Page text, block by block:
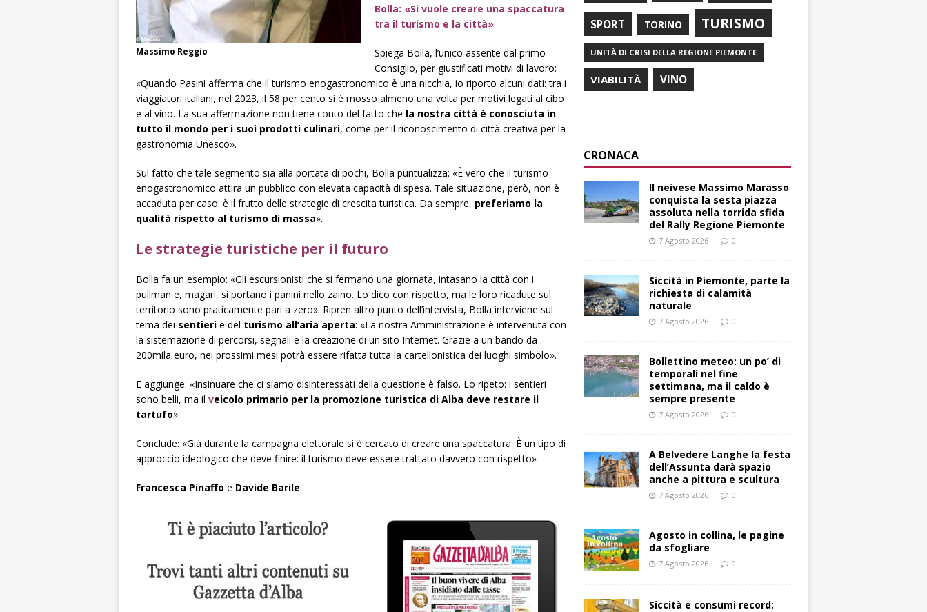
Massimo Reggio
Bolla: «Si vuole creare una spaccatura
tra il turismo e la città»
Spiega Bolla, l’unico assente dal primo
Consiglio, per giustificati motivi di lavoro:
«Quando Pasini afferma che il turismo enogastronomico è una nicchia, io riporto alcuni dati: tra i
viaggiatori italiani, nel 2023, il 58 per cento si è mosso almeno una volta per motivi legati al cibo
e al vino. La sua affermazione non tiene conto del fatto che la nostra città è conosciuta in
tutto il mondo per i suoi prodotti culinari, come per il riconoscimento di città creativa per la
gastronomia Unesco».
Sul fatto che tale segmento sia alla portata di pochi, Bolla puntualizza: «È vero che il turismo
enogastronomico attira un pubblico con elevata capacità di spesa. Tale situazione, però, non è
accaduta per caso: è il frutto delle strategie di crescita turistica. Da sempre, preferiamo la
qualità rispetto al turismo di massa».
Le strategie turistiche per il futuro
Bolla fa un esempio: «Gli escursionisti che si fermano una giornata, intasano la città con i
pullman e, magari, si portano i panini nello zaino. Lo dico con rispetto, ma le loro ricadute sul
territorio sono praticamente pari a zero». Ripren altro punto dell’intervista, Bolla interviene sul
tema dei sentieri e del turismo all’aria aperta: «La nostra Amministrazione è intervenuta con
la sistemazione di percorsi, segnali e la creazione di un sito Internet. Grazie a un bando da
200mila euro, nei prossimi mesi potrà essere rifatta tutta la cartellonistica dei luoghi simbolo».
E aggiunge: «Insinuare che ci siamo disinteressati della questione è falso. Lo ripeto: i sentieri
sono belli, ma il veicolo primario per la promozione turistica di Alba deve restare il
tartufo».
Conclude: «Già durante la campagna elettorale si è cercato di creare una spaccatura. È un tipo di
approccio ideologico che deve finire: il turismo deve essere trattato davvero con rispetto»
Francesca Pinaffo e Davide Barile
SPORT TORINO TURISMO
UNITÀ DI CRISI DELLA REGIONE PIEMONTE
VIABILITÀ VINO
CRONACA
Il neivese Massimo Marasso
conquista la sesta piazza
assoluta nella torrida sfida
del Rally Regione Piemonte
7 Agosto 2026 0
Siccità in Piemonte, parte la
richiesta di calamità
naturale
7 Agosto 2026 0
Bollettino meteo: un po’ di
temporali nel fine
settimana, ma il caldo è
sempre presente
7 Agosto 2026 0
A Belvedere Langhe la festa
dell’Assunta darà spazio
anche a pittura e scultura
7 Agosto 2026 0
Agosto in collina, le pagine
da sfogliare
7 Agosto 2026 0
Siccità e consumi record: